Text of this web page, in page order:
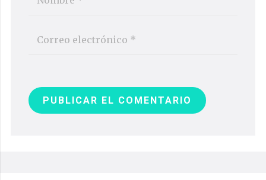
PUBLICAR EL COMENTARIO